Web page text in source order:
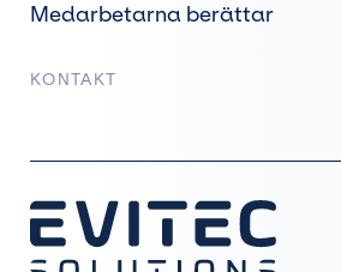
Medarbetarna berättar
KONTAKT